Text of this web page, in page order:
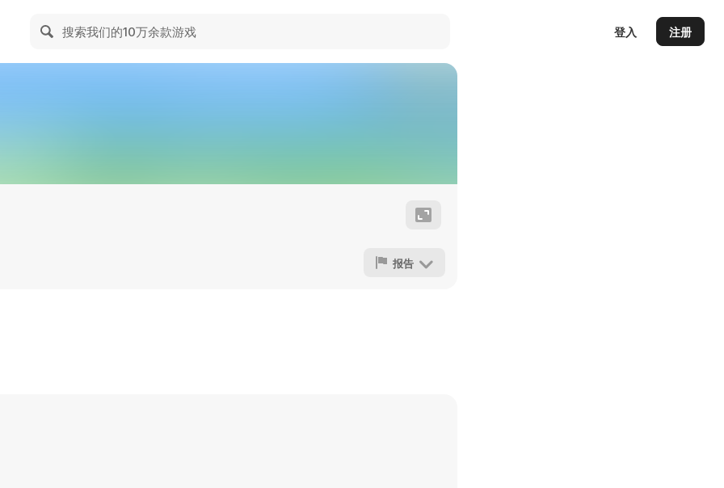
登入 注册
报告